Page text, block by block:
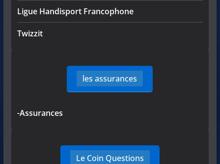
Ligue Handisport Francophone
Twizzit
les assurances
-Assurances
Le Coin Questions